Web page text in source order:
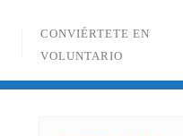
CONVIÉRTETE EN
VOLUNTARIO